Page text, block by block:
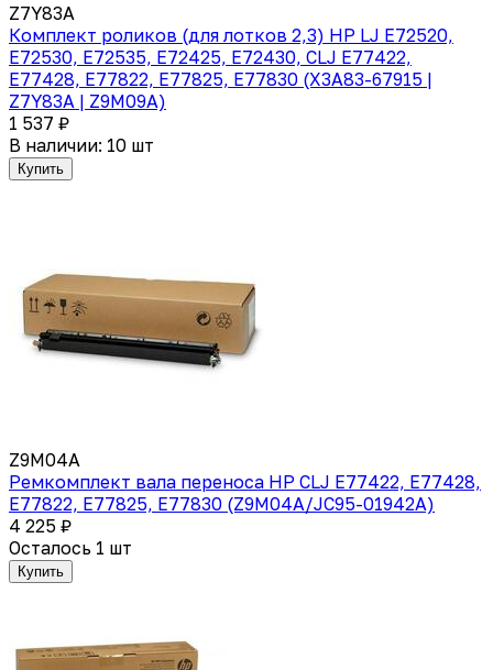
Z7Y83A
Комплект роликов (для лотков 2,3) HP LJ E72520,
E72530, E72535, E72425, E72430, CLJ E77422,
E77428, E77822, E77825, E77830 (X3A83-67915 |
Z7Y83A | Z9M09A)
1 537 ₽
В наличии: 10 шт
Купить
Z9M04A
Ремкомплект вала переноса HP CLJ E77422, E77428,
E77822, E77825, E77830 (Z9M04A/JC95-01942A)
4 225 ₽
Осталось 1 шт
Купить